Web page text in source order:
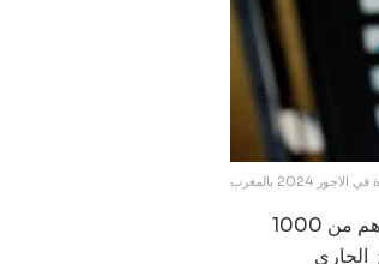
الاجور 2024 بالمغرب
، ضمن تفعيل الشطر الأول (500 درهم من 1000
الجاري